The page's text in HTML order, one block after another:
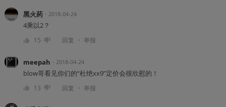
黑火药・ 2018-04-24
4乘以2？
15 回复 ・ 举报
meepah ・ 2018-04-24
blow哥看见你们的“杜绝xx9”定价会很欣慰的！
13 回复 ・ 举报